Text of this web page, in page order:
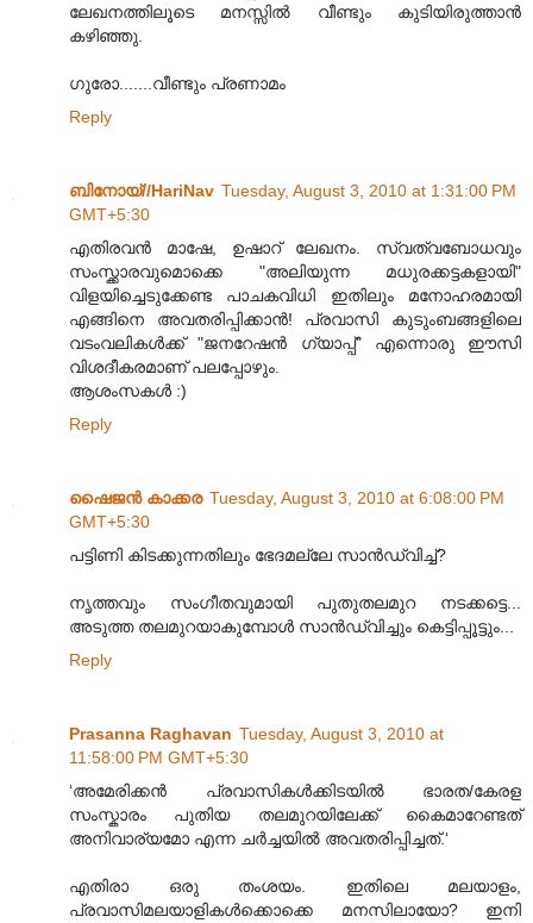
ലേഖനത്തിലൂടെ മനസ്സില്‍ വീണ്ടും കുടിയിരുത്താന്‍
കഴിഞ്ഞു.
ഗുരോ.......വീണ്ടും പ്രണാമം
Reply
ബിനോയ്//HariNav Tuesday, August 3, 2010 at 1:31:00 PM
GMT+5:30
എതിരവന്‍ മാഷേ, ഉഷാറ് ലേഖനം. സ്വത്വബോധവും
സംസ്ക്കാരവുമൊക്കെ "അലിയുന്ന മധുരക്കട്ടകളായി"
വിളയിച്ചെടുക്കേണ്ട പാചകവിധി ഇതിലും മനോഹരമായി
എങ്ങിനെ അവതരിപ്പിക്കാന്‍! പ്രവാസി കുടും‌ബങ്ങളിലെ
വടം‌വലികള്‍ക്ക് "ജനറേഷന്‍ ഗ്യാപ്പ്" എന്നൊരു ഈസി
വിശദീകരമാണ് പലപ്പോഴും.
ആശംസകള്‍ :)
Reply
ഷൈജൻ കാക്കര Tuesday, August 3, 2010 at 6:08:00 PM
GMT+5:30
പട്ടിണി കിടക്കുന്നതിലും ഭേദമല്ലേ സാൻഡ്‌വിച്ച്‌?
നൃത്തവും സംഗീതവുമായി പുതുതലമുറ നടക്കട്ടെ...
അടുത്ത തലമുറയാകുമ്പോൾ സാൻഡ്‌വിച്ചും കെട്ടിപ്പൂട്ടും...
Reply
Prasanna Raghavan Tuesday, August 3, 2010 at
11:58:00 PM GMT+5:30
‘അമേരിക്കൻ പ്രവാസികൾക്കിടയിൽ ഭാരത/കേരള
സംസ്കാരം പുതിയ തലമുറയിലേക്ക് കൈമാറേണ്ടത്
അനിവാര്യമോ എന്ന ചർച്ചയിൽ അവതരിപ്പിച്ചത്.‘
എതിരാ ഒരു തംശയം. ഇതിലെ മലയാളം,
പ്രവാസിമലയാളികള്‍ക്കൊക്കെ മനസിലായോ? ഇനി